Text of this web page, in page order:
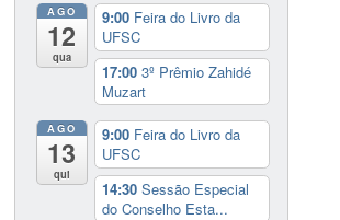
AGO
12
qua
9:00 Feira do Livro da
UFSC
17:00 3º Prêmio Zahidé
Muzart
AGO
13
qui
9:00 Feira do Livro da
UFSC
14:30 Sessão Especial
do Conselho Esta...